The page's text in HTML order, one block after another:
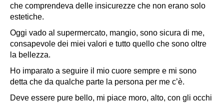
che comprendeva delle insicurezze che non erano solo
estetiche.
Oggi vado al supermercato, mangio, sono sicura di me,
consapevole dei miei valori e tutto quello che sono oltre
la bellezza.
Ho imparato a seguire il mio cuore sempre e mi sono
detta che da qualche parte la persona per me c’è.
Deve essere pure bello, mi piace moro, alto, con gli occhi